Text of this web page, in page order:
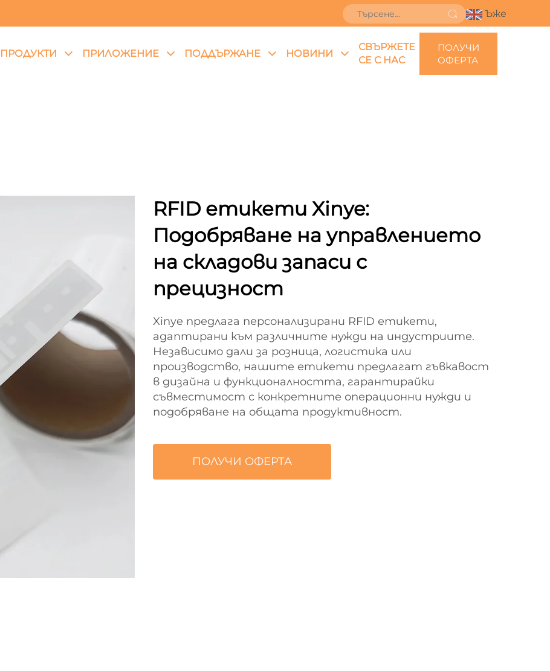
Ъже
ПРОДУКТИ ПРИЛОЖЕНИЕ ПОДДЪРЖАНЕ НОВИНИ
СВЪРЖЕТЕ
СЕ С НАС
ПОЛУЧИ
ОФЕРТА
RFID етикети Xinye:
Подобряване на управлението
на складови запаси с
прецизност
Xinye предлага персонализирани RFID етикети,
адаптирани към различните нужди на индустриите.
Независимо дали за розница, логистика или
производство, нашите етикети предлагат гъвкавост
в дизайна и функционалността, гарантирайки
съвместимост с конкретните операционни нужди и
подобряване на общата продуктивност.
ПОЛУЧИ ОФЕРТА